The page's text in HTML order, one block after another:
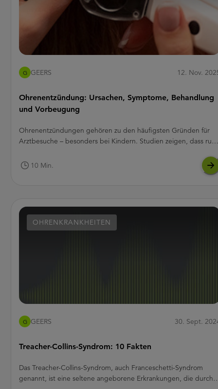
G GEERS 12. Nov.
Ohrenentzündung: Ursachen, Symptome, Behandlung
und Vorbeugung
Ohrenentzündungen gehören zu den häufigsten Gründen für
Arztbesuche – besonders bei Kindern. Studien zeigen, dass
eine Ohrentzündung durchgemacht haben.1 Aber auch
auch mit zunehmendem Alter keineswegs immun.2
10 Min.
OHRENKRANKHEITEN
G GEERS 30. Sept.
Treacher-Collins-Syndrom: 10 Fakten
Das Treacher-Collins-Syndrom, auch Franceschetti-Syndrom
genannt, ist eine seltene angeborene Erkrankungen, die durch